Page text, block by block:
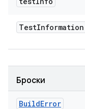
TestInformation
Броски
BuildError